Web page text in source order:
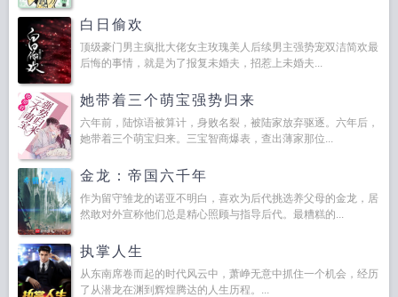
白日偷欢
顶级豪门男主疯批大佬女主玫瑰美人后续男主强势宠双洁简欢最
后悔的事情，就是为了报复未婚夫，招惹上未婚夫...
她带着三个萌宝强势归来
六年前，陆惊语被算计，身败名裂，被陆家放弃驱逐。六年后，
她带着三个萌宝归来。三宝智商爆表，查出薄家那位...
金龙：帝国六千年
作为留守雏龙的诺亚不明白，喜欢为后代挑选养父母的金龙，居
然敢对外宣称他们总是精心照顾与指导后代。最糟糕的...
执掌人生
从东南席卷而起的时代风云中，萧峥无意中抓住一个机会，经历
了从潜龙在渊到辉煌腾达的人生历程。...